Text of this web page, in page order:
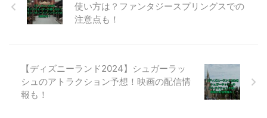
MBTIの基本的な概念から、具体
的な診断方法までをわかりやすく
タイプを知るためのステップを紹
介いたします。記事を読み終える
頃には、あなたも自分のMBTIタ
イプを知るための第一歩を踏み出
使い方は？ファンタジースプリングスでの
注意点も！
【ディズニーランド2024】シュガーラッ
シュのアトラクション予想！映画の配信情
報も！